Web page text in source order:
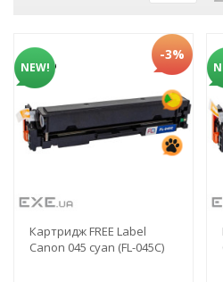
NEW!
-3%
Картридж FREE Label
Canon 045 cyan (FL-045C)